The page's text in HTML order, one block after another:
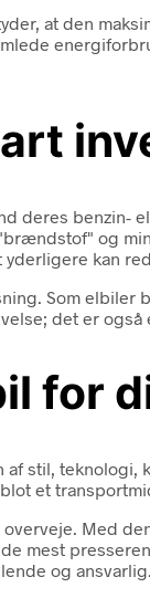
at den
deres benzin-
og
kan
Som
det er
for
stil,
et
Med
mest
og